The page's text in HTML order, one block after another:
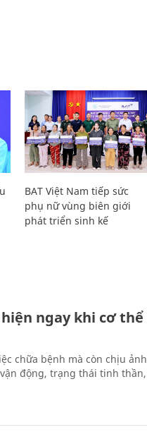
BAT Việt Nam tiếp sức
phụ nữ vùng biên giới
phát triển sinh kế
ngay khi cơ thể
chữa bệnh mà còn chịu ảnh
động, trạng thái tinh thần,